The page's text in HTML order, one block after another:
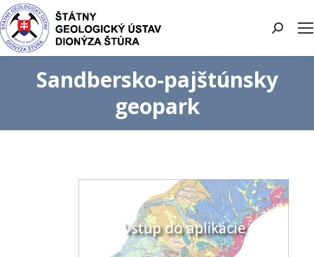
Search:
Sandbersko-pajštúnsky
geopark